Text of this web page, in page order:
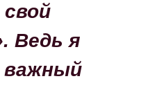
свой
Ведь я
важный